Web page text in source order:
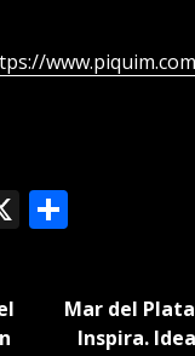
X
Mar del
Inspira.